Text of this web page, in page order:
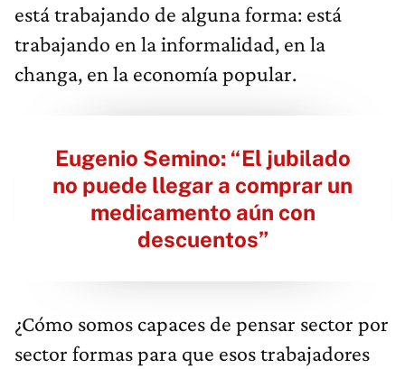
está trabajando de alguna forma: está
trabajando en la informalidad, en la
changa, en la economía popular.
Eugenio Semino: “El jubilado
no puede llegar a comprar un
medicamento aún con
descuentos”
¿Cómo somos capaces de pensar sector por
sector formas para que esos trabajadores